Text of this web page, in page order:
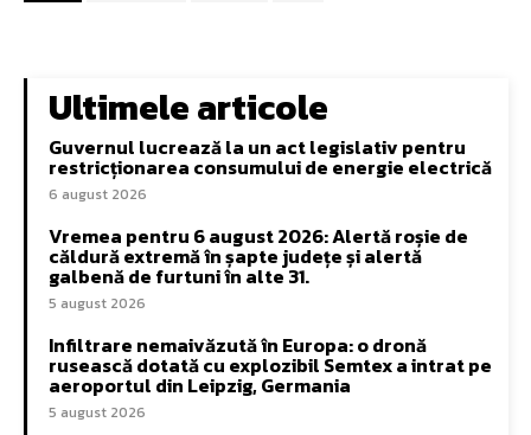
Ultimele articole
Guvernul lucrează la un act legislativ pentru
restricționarea consumului de energie electrică
6 august 2026
Vremea pentru 6 august 2026: Alertă roșie de
căldură extremă în șapte județe și alertă
galbenă de furtuni în alte 31.
5 august 2026
Infiltrare nemaivăzută în Europa: o dronă
rusească dotată cu explozibil Semtex a intrat pe
aeroportul din Leipzig, Germania
5 august 2026